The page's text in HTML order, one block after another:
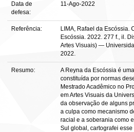
Data de
defesa:
11-Ago-2022
Referência:
LIMA, Rafael da Escóssia.
Escóssia. 2022. 277 f., il.
Artes Visuais) —
2022.
Resumo:
A Reyna da Escóssia é
constituída por normas
Mestrado Acadêmico no
em Artes Visuais da
da observação de alguns
a culpa como mecanismo
racial e a soberania como
Sul global, cartografei